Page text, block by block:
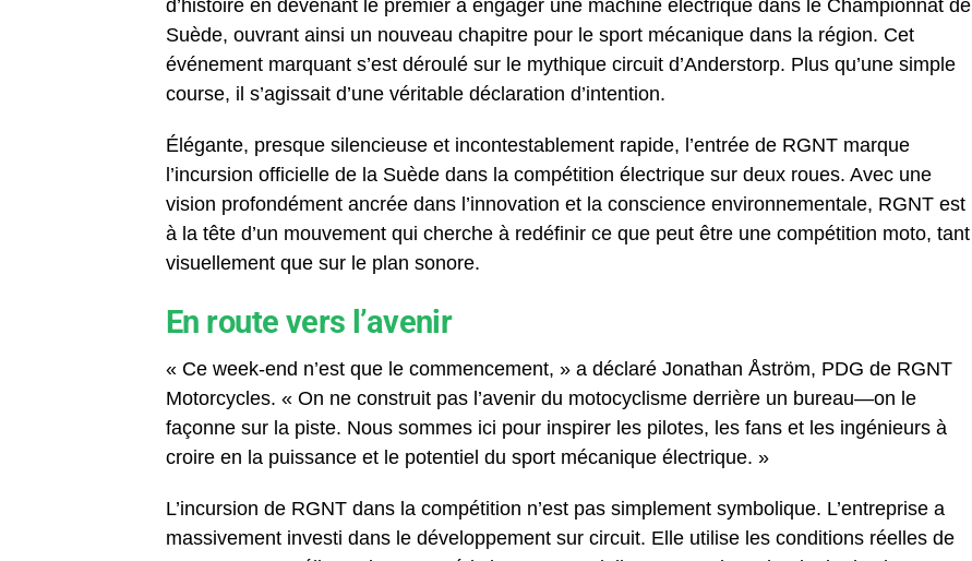
d’histoire en devenant le premier à engager une machine électrique dans le Championnat de
Suède, ouvrant ainsi un nouveau chapitre pour le sport mécanique dans la région. Cet
événement marquant s’est déroulé sur le mythique circuit d’Anderstorp. Plus qu’une simple
course, il s’agissait d’une véritable déclaration d’intention.
Élégante, presque silencieuse et incontestablement rapide, l’entrée de RGNT marque
l’incursion officielle de la Suède dans la compétition électrique sur deux roues. Avec une
vision profondément ancrée dans l’innovation et la conscience environnementale, RGNT est
à la tête d’un mouvement qui cherche à redéfinir ce que peut être une compétition moto, tant
visuellement que sur le plan sonore.
En route vers l’avenir
« Ce week-end n’est que le commencement, » a déclaré Jonathan Åström, PDG de RGNT
Motorcycles. « On ne construit pas l’avenir du motocyclisme derrière un bureau—on le
façonne sur la piste. Nous sommes ici pour inspirer les pilotes, les fans et les ingénieurs à
croire en la puissance et le potentiel du sport mécanique électrique. »
L’incursion de RGNT dans la compétition n’est pas simplement symbolique. L’entreprise a
massivement investi dans le développement sur circuit. Elle utilise les conditions réelles de